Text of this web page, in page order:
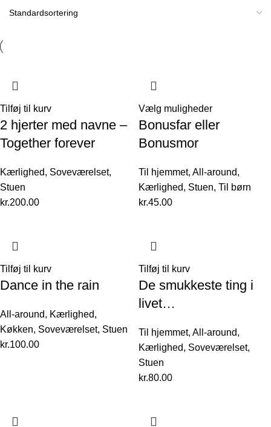
Tilføj til kurv
2 hjerter med navne –
Together forever
Kærlighed, Soveværelset,
Stuen
kr.200.00
Vælg muligheder
Bonusfar eller
Bonusmor
Til hjemmet, All-around,
Kærlighed, Stuen, Til børn
kr.45.00
Tilføj til kurv
Dance in the rain
All-around, Kærlighed,
Køkken, Soveværelset, Stuen
kr.100.00
Tilføj til kurv
De smukkeste ting i
livet…
Til hjemmet, All-around,
Kærlighed, Soveværelset,
Stuen
kr.80.00